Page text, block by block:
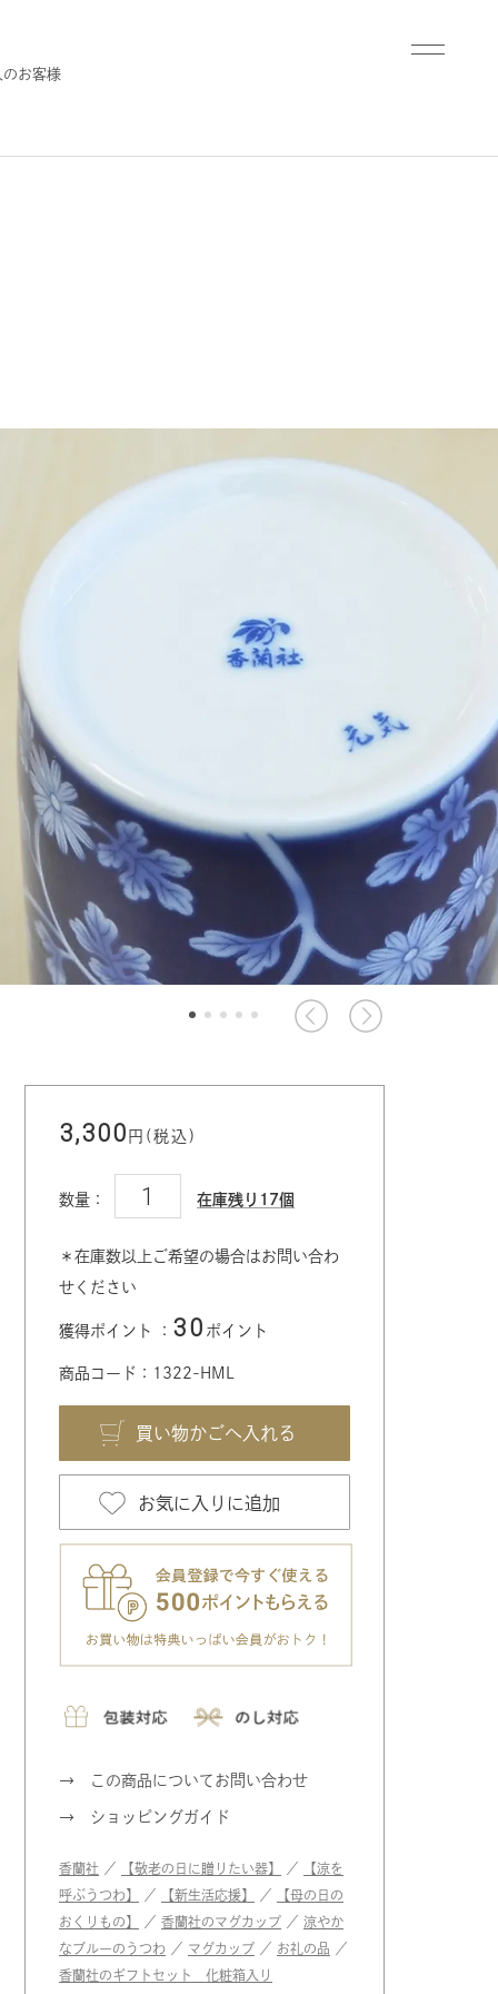
のお客様
3,300 円(税込)
数量： 在庫残り17個
＊在庫数以上ご希望の場合はお問い合わ
せください
獲得ポイント ： 30 ポイント
商品コード：1322-HML
お気に入りに追加
この商品についてお問い合わせ
ショッピングガイド
香蘭社 ／ 【敬老の日に贈りたい器】 ／
【涼を
呼ぶうつわ】
／ 【新生活応援】 ／
【母の日の
おくりもの】
／ 香蘭社のマグカップ ／ 涼やか
なブルーのうつわ ／ マグカップ ／ お礼の品 ／
香蘭社のギフトセット 化粧箱入り